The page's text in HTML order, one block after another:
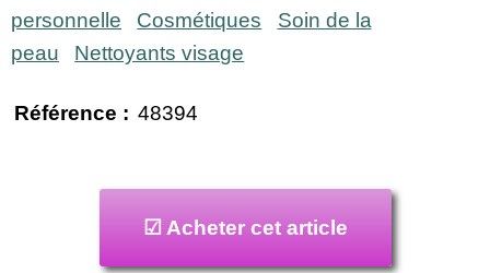
personnelle
Cosmétiques
Soin de la
peau
Nettoyants visage
Référence : 48394
☑ Acheter cet article